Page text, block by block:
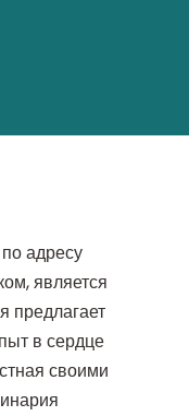
адресу
является
предлагает
в сердце
своими